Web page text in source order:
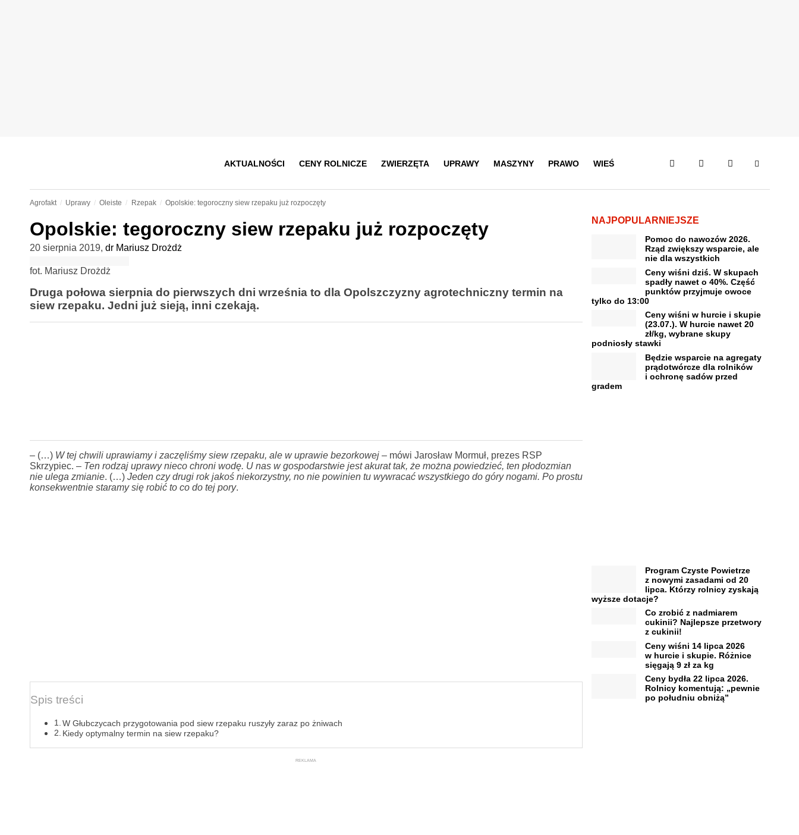
AKTUALNOŚCI CENY ROLNICZE ZWIERZĘTA UPRAWY MASZYNY PRAWO WIEŚ
Agrofakt Uprawy Oleiste Rzepak Opolskie: tegoroczny siew rzepaku już rozpoczęty
Opolskie: tegoroczny siew rzepaku już rozpoczęty
20 sierpnia 2019, dr Mariusz Drożdż
fot. Mariusz Drożdż
Druga połowa sierpnia do pierwszych dni września to dla Opolszczyzny agrotechniczny termin na
siew rzepaku. Jedni już sieją, inni czekają.
– (…) W tej chwili uprawiamy i zaczęliśmy siew rzepaku, ale w uprawie bezorkowej– mówi Jarosław Mormuł, prezes RSP
Skrzypiec. – Ten rodzaj uprawy nieco chroni wodę. U nas w gospodarstwie jest akurat tak, że można powiedzieć, ten płodozmian
nie ulega zmianie. (…) Jeden czy drugi rok jakoś niekorzystny, no nie powinien tu wywracać wszystkiego do góry nogami. Po prostu
konsekwentnie staramy się robić to co do tej pory.
Spis treści
W Głubczycach przygotowania pod siew rzepaku ruszyły zaraz po żniwach
Kiedy optymalny termin na siew rzepaku?
REKLAMA
NAJPOPULARNIEJSZE
Pomoc do nawozów 2026.
Rząd zwiększy wsparcie, ale
nie dla wszystkich
Ceny wiśni dziś. W skupach
spadły nawet o 40%. Część
punktów przyjmuje owoce
tylko do 13:00
Ceny wiśni w hurcie i skupie
(23.07.). W hurcie nawet 20
zł/kg, wybrane skupy
podniosły stawki
Będzie wsparcie na agregaty
prądotwórcze dla rolników
i ochronę sadów przed
gradem
Program Czyste Powietrze
z nowymi zasadami od 20
lipca. Którzy rolnicy zyskają
wyższe dotacje?
Co zrobić z nadmiarem
cukinii? Najlepsze przetwory
z cukinii!
Ceny wiśni 14 lipca 2026
w hurcie i skupie. Różnice
sięgają 9 zł za kg
Ceny bydła 22 lipca 2026.
Rolnicy komentują: „pewnie
po południu obniżą”